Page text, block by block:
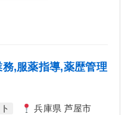
,服薬指導,薬歴管理
兵庫県 芦屋市